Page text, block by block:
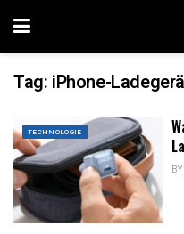
Tag: iPhone-
TECHNOLOGIE
BY